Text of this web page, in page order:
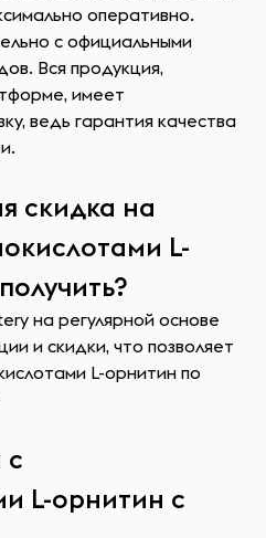
оперативно.
с официальными
Вся продукция,
имеет
ведь гарантия качества
скидка на
L-
на регулярной основе
и скидки, что позволяет
L-орнитин по
с
L-орнитин с